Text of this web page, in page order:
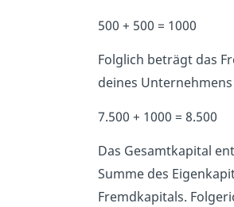
500 + 500 = 1000
Folglich beträgt das
deines
7.500 + 1000 = 8.500
Das Gesamtkapital
Summe des
Fremdkapitals.